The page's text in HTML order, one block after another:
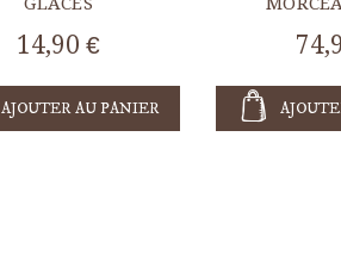
14,90 €
AJOUTER AU PANIER